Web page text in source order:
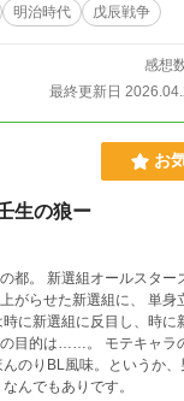
明治時代 戊辰戦争
感想
最終更新日
お
生の狼ー
新選組オールスターズ。 壬生狼と呼ば
がらせた新選組に、 単身
に新選組に反目し、時に
モテキャラの沖田が、本作ではフラ
のりBL風味。というか
んでもありです。